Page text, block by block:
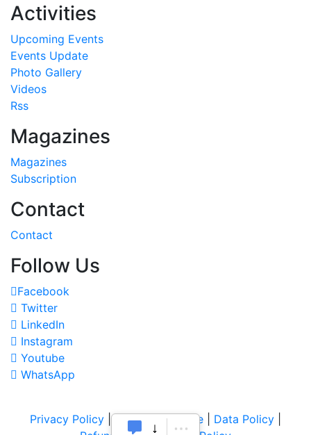
Activities
Upcoming Events
Events Update
Photo Gallery
Videos
Rss
Magazines
Magazines
Subscription
Contact
Contact
Follow Us
Facebook
Twitter
LinkedIn
Instagram
Youtube
WhatsApp
Privacy Policy |Terms of Service Data Policy